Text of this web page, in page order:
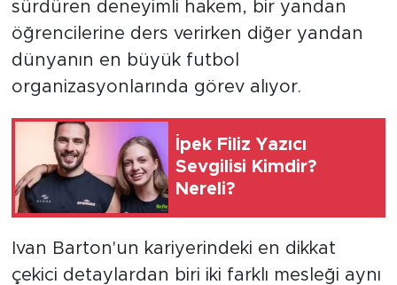
sürdüren deneyimli hakem, bir yandan
öğrencilerine ders verirken diğer yandan
dünyanın en büyük futbol
organizasyonlarında görev alıyor.
İpek Filiz Yazıcı
Sevgilisi Kimdir?
Nereli?
Ivan Barton'un kariyerindeki en dikkat
çekici detaylardan biri iki farklı mesleği aynı